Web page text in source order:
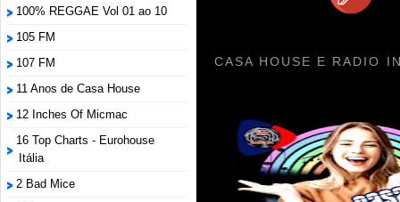
100% REGGAE Vol 01 ao 10
105 FM
107 FM
11 Anos de Casa House
12 Inches Of Micmac
16 Top Charts - Eurohouse
Itália
2 Bad Mice
CASA HOUSE E RADIO